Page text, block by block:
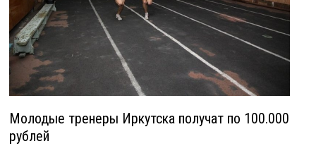
Молодые тренеры Иркутска получат по 100.000
рублей